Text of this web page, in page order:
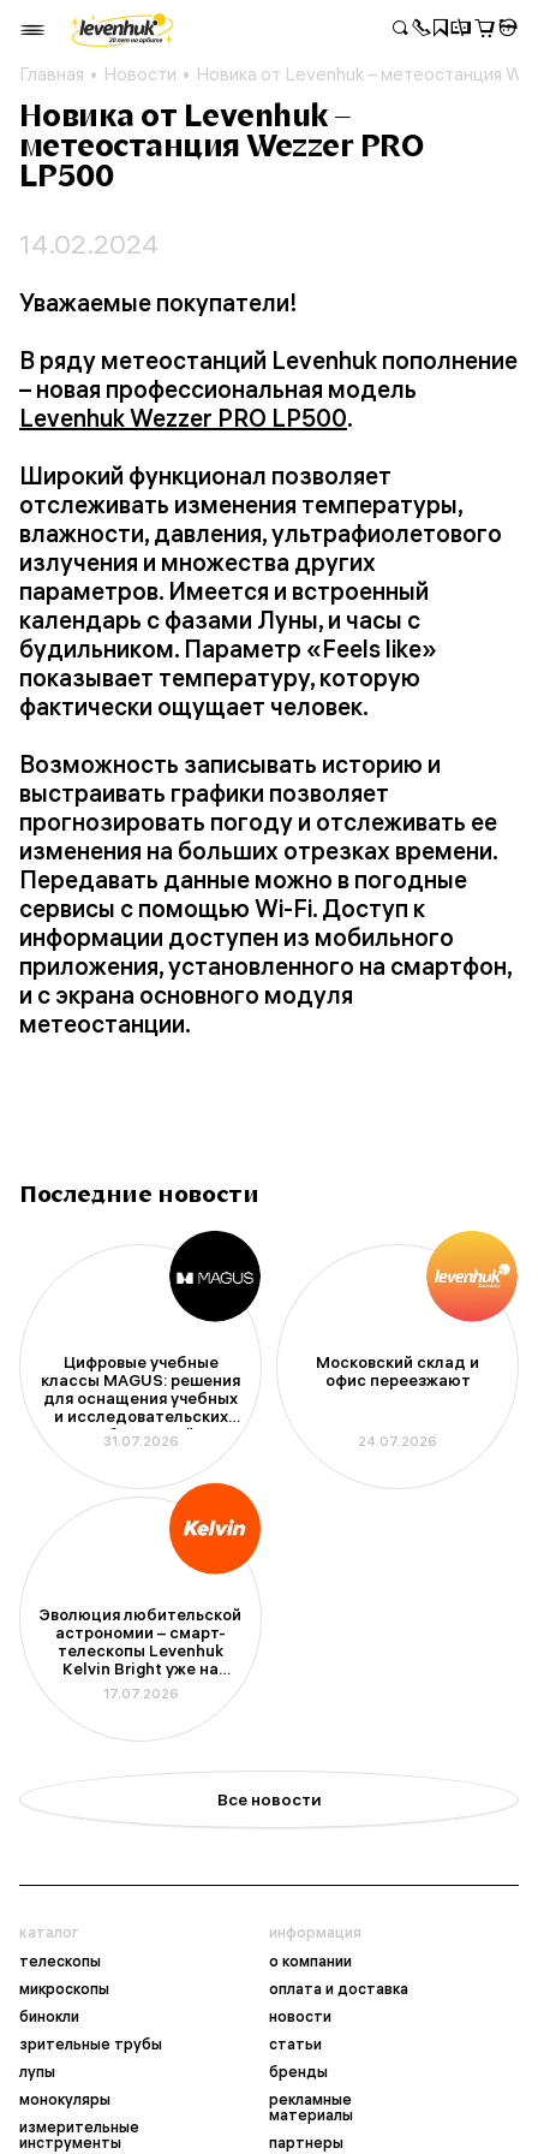
Главная Новости Новика от Levenhuk – метеостанция
Новика от Levenhuk –
метеостанция Wezzer PRO
LP500
14.02.2024
Уважаемые покупатели!
В ряду метеостанций Levenhuk пополнение
– новая профессиональная модель
Levenhuk Wezzer PRO LP500.
Широкий функционал позволяет
отслеживать изменения температуры,
влажности, давления, ультрафиолетового
излучения и множества других
параметров. Имеется и встроенный
календарь с фазами Луны, и часы с
будильником. Параметр «Feels like»
показывает температуру, которую
фактически ощущает человек.
Возможность записывать историю и
выстраивать графики позволяет
прогнозировать погоду и отслеживать ее
изменения на больших отрезках времени.
Передавать данные можно в погодные
сервисы с помощью Wi-Fi. Доступ к
информации доступен из мобильного
приложения, установленного на смартфон,
и с экрана основного модуля
метеостанции.
Последние новости
Цифровые учебные
классы MAGUS: решения
для оснащения учебных
и исследовательских
лабораторий
31.07.2026
Московский склад и
офис переезжают
24.07.2026
Эволюция любительской
астрономии – смарт-
телескопы Levenhuk
Kelvin Bright уже на
складе
17.07.2026
Все новости
каталог
телескопы
микроскопы
бинокли
зрительные трубы
лупы
монокуляры
измерительные
инструменты
информация
о компании
оплата и доставка
новости
статьи
бренды
рекламные
материалы
партнеры